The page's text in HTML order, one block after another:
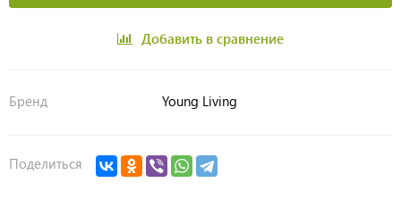
Добавить в сравнение
Бренд Young Living
Поделиться